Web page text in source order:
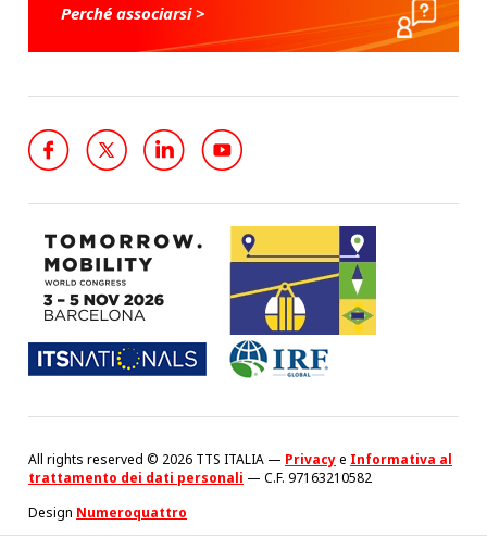
Perché associarsi >
All rights reserved © 2026 TTS ITALIA — Privacye Informativa al
trattamento dei dati personali — C.F. 97163210582
Design Numeroquattro